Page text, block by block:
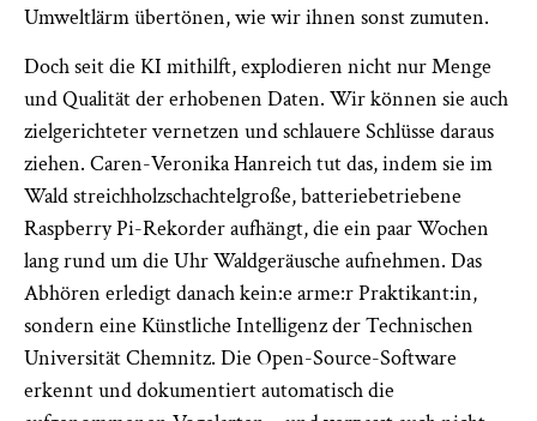
Umweltlärm übertönen, wie wir ihnen sonst zumuten.
Doch seit die KI mithilft, explodieren nicht nur Menge
und Qualität der erhobenen Daten. Wir können sie auch
zielgerichteter vernetzen und schlauere Schlüsse daraus
ziehen. Caren-Veronika Hanreich tut das, indem sie im
Wald streichholzschachtelgroße, batteriebetriebene
Raspberry Pi-Rekorder aufhängt, die ein paar Wochen
lang rund um die Uhr Waldgeräusche aufnehmen. Das
Abhören erledigt danach kein:e arme:r Praktikant:in,
sondern eine Künstliche Intelligenz der Technischen
Universität Chemnitz. Die Open-Source-Software
erkennt und dokumentiert automatisch die